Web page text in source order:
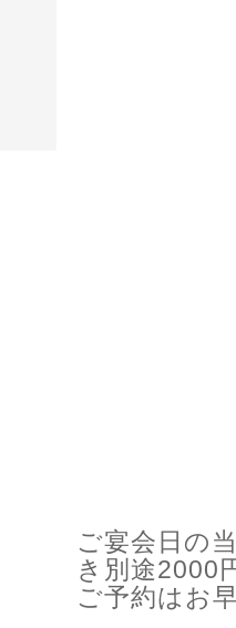
ご宴会日の
き別途2000
ご予約はお